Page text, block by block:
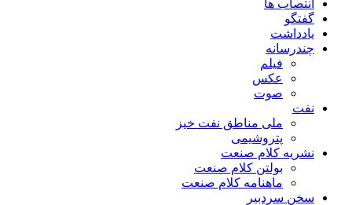
انتصاب ها
گفتگو
یادداشت
چندرسانه
فیلم
عکس
صوت
نفت
ملی مناطق نفت خیز
پتروشیمی
نشریه کلام صنعت
بولتن کلام صنعت
ماهنامه کلام صنعت
سخن سردبیر